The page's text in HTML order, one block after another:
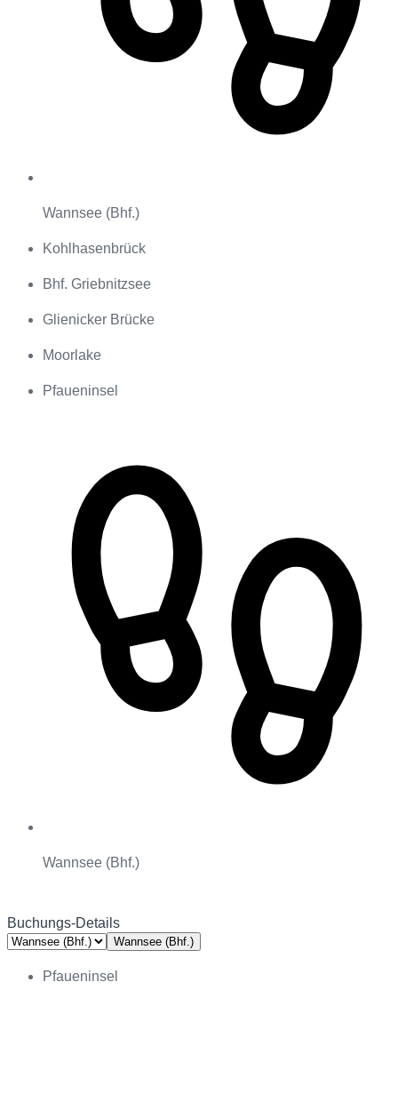
Wannsee (Bhf.)
Kohlhasenbrück
Bhf. Griebnitzsee
Glienicker Brücke
Moorlake
Pfaueninsel
Wannsee (Bhf.)
Buchungs-Details
Wannsee (Bhf.)
Pfaueninsel